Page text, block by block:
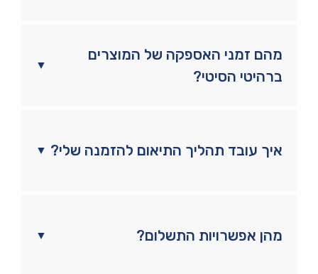
▼
מהם זמני האספקה של המוצרים
ברהיטי הסיטי?
▼ איך עובד תהליך התיאום להזמנה שלי?
▼ מהן אפשרויות התשלום?